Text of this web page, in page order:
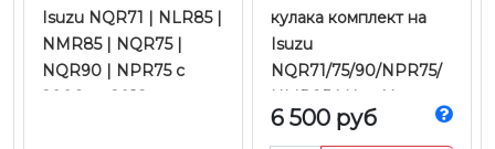
Isuzu NQR71 | NLR85 |
NMR85 | NQR75 |
NQR90 | NPR75 c
2006 по 2018 г.в.
кулака комплект на
Isuzu
NQR71/75/90/NPR75/
NMR85 | NamYang
6 500 руб